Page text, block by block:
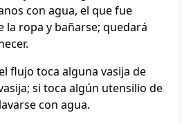
con agua, el que fue
la ropa y bañarse; quedará
flujo toca alguna vasija de
si toca algún utensilio de
con agua.